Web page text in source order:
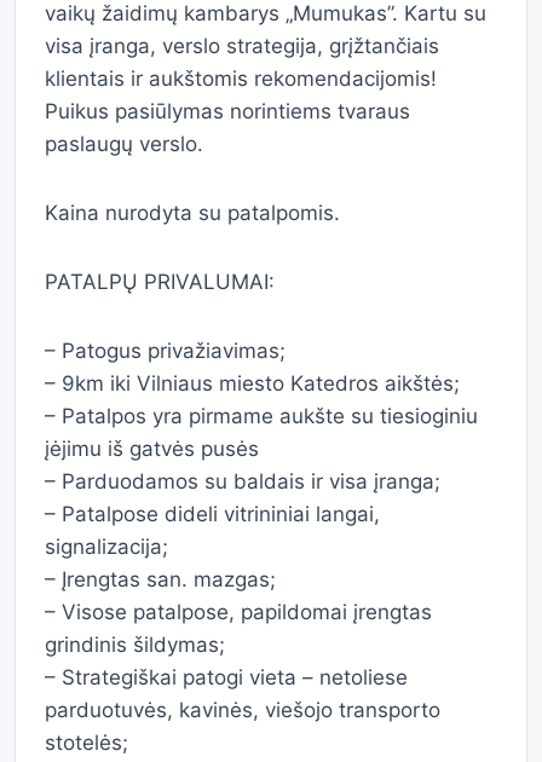
vaikų žaidimų kambarys „Mumukas”. Kartu su
visa įranga, verslo strategija, grįžtančiais
klientais ir aukštomis rekomendacijomis!
Puikus pasiūlymas norintiems tvaraus
paslaugų verslo.
Kaina nurodyta su patalpomis.
PATALPŲ PRIVALUMAI:
– Patogus privažiavimas;
– 9km iki Vilniaus miesto Katedros aikštės;
– Patalpos yra pirmame aukšte su tiesioginiu
įėjimu iš gatvės pusės
– Parduodamos su baldais ir visa įranga;
– Patalpose dideli vitrininiai langai,
signalizacija;
– Įrengtas san. mazgas;
– Visose patalpose, papildomai įrengtas
grindinis šildymas;
– Strategiškai patogi vieta – netoliese
parduotuvės, kavinės, viešojo transporto
stotelės;